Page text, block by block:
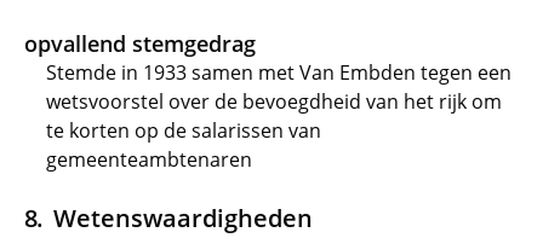
opvallend stemgedrag
Stemde in 1933 samen met Van Embden tegen een
wetsvoorstel over de bevoegdheid van het rijk om
te korten op de salarissen van
gemeenteambtenaren
Wetenswaardigheden